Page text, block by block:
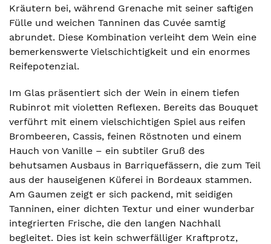
Kräutern bei, während Grenache mit seiner saftigen
Fülle und weichen Tanninen das Cuvée samtig
abrundet. Diese Kombination verleiht dem Wein eine
bemerkenswerte Vielschichtigkeit und ein enormes
Reifepotenzial.
Im Glas präsentiert sich der Wein in einem tiefen
Rubinrot mit violetten Reflexen. Bereits das Bouquet
verführt mit einem vielschichtigen Spiel aus reifen
Brombeeren, Cassis, feinen Röstnoten und einem
Hauch von Vanille – ein subtiler Gruß des
behutsamen Ausbaus in Barriquefässern, die zum Teil
aus der hauseigenen Küferei in Bordeaux stammen.
Am Gaumen zeigt er sich packend, mit seidigen
Tanninen, einer dichten Textur und einer wunderbar
integrierten Frische, die den langen Nachhall
begleitet. Dies ist kein schwerfälliger Kraftprotz,